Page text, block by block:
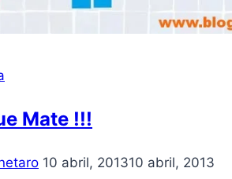
Mate !!!
10 abril, 201310 abril, 2013